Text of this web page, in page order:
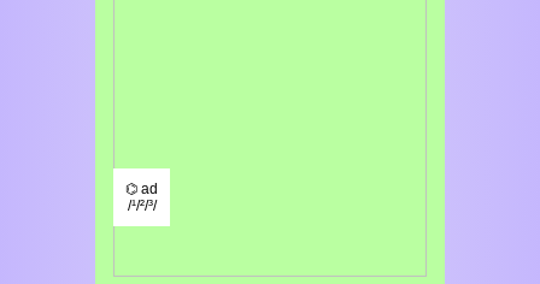
⌬ ad
/¹/²/³/